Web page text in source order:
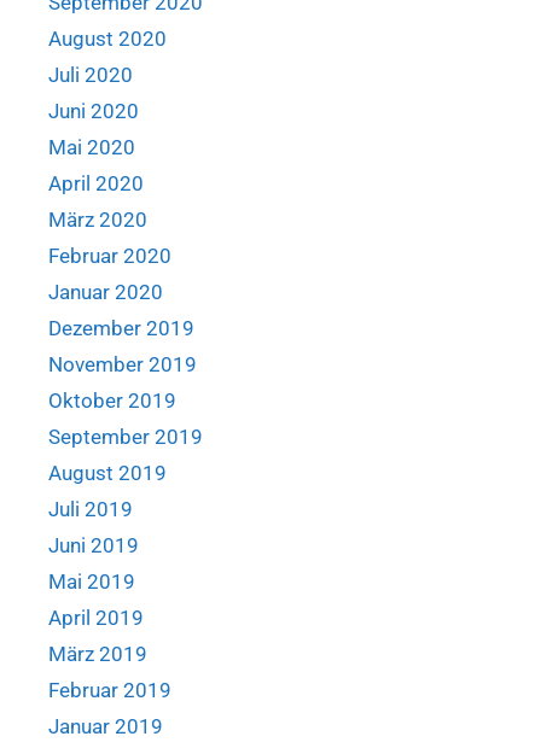
August 2020
Juli 2020
Juni 2020
Mai 2020
April 2020
März 2020
Februar 2020
Januar 2020
Dezember 2019
November 2019
Oktober 2019
September 2019
August 2019
Juli 2019
Juni 2019
Mai 2019
April 2019
März 2019
Februar 2019
Januar 2019